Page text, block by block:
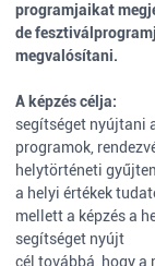
programjaikat
de
megvalósítani.
A képzés célja:
segítséget nyújtani
programok,
helytörténeti
a helyi értékek
mellett a képzés a
segítséget nyújt
cél továbbá, hogy a